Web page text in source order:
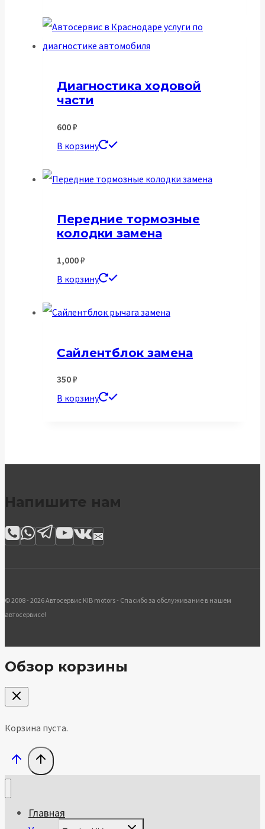
Диагностика ходовой
части
600₽
В корзину
Передние тормозные
колодки замена
1,000₽
В корзину
Сайлентблок замена
350₽
В корзину
Напишите нам
© 2008 - 2026 Автосервис KIB motors - Спасибо за обслуживание в нашем
автосервисе!
Обзор корзины
Корзина пуста.
Главная